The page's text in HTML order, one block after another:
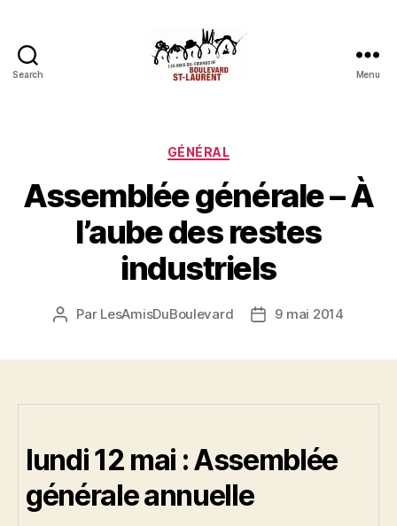
Search
boulevard
Laurent
Menu
Catégories
GÉNÉRAL
Assemblée générale – À
l’aube des restes
industriels
Auteur
Par LesAmisDuBoulevard
Date9 mai 2014
lundi 12 mai : Assemblée
générale annuelle